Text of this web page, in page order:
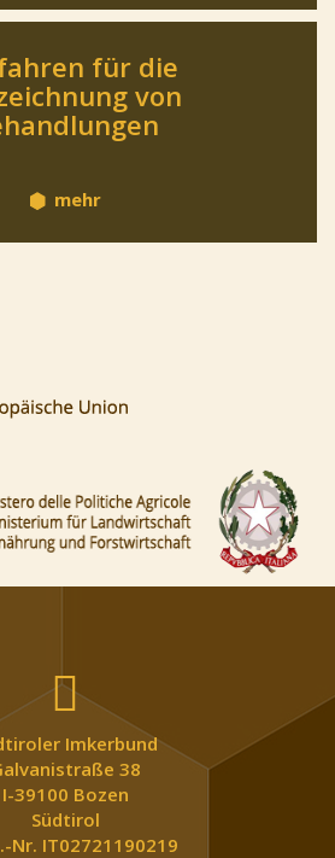
für die
von
mehr
Imkerbund
38
I-39100 Bozen
Südtirol
Nr. IT02721190219